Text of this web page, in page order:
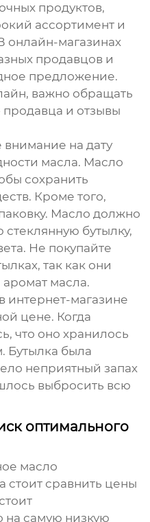
продуктов,
ассортимент и
онлайн-магазинах
продавцов и
предложение.
важно обращать
и отзывы
на дату
масла. Масло
сохранить
Кроме того,
Масло должно
стеклянную бутылку,
Не покупайте
так как они
аромат масла.
интернет-магазине
цене. Когда
что оно хранилось
Бутылка была
неприятный запах
выбросить всю
оптимального
масло
стоит сравнить цены
на самую низкую